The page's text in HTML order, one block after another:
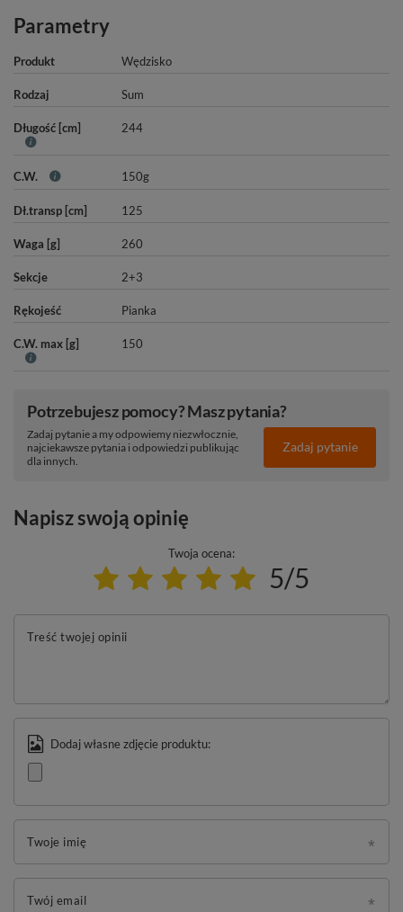
Parametry
Produkt Wędzisko
Rodzaj Sum
Długość [cm] 244
C.W. 150g
Dł.transp [cm] 125
Waga [g] 260
Sekcje 2+3
Rękojeść Pianka
C.W. max [g] 150
Potrzebujesz pomocy? Masz pytania?
Zadaj pytanie a my odpowiemy niezwłocznie,
najciekawsze pytania i odpowiedzi publikując
dla innych.
Zadaj pytanie
Napisz swoją opinię
Twoja ocena:
5/5
Treść twojej opinii
Dodaj własne zdjęcie produktu:
Twoje imię
Twój email